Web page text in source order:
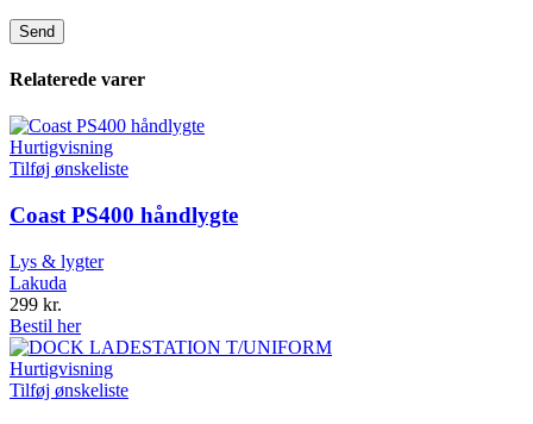
Relaterede varer
Hurtigvisning
Tilføj ønskeliste
Coast PS400 håndlygte
Lys & lygter
Lakuda
299 kr.
Bestil her
Hurtigvisning
Tilføj ønskeliste